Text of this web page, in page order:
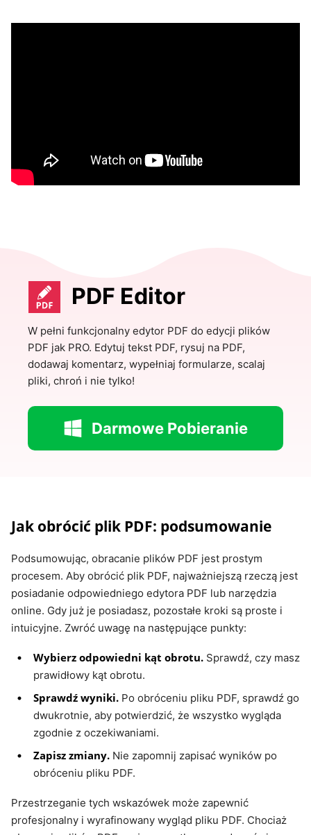
PDF Editor
W pełni funkcjonalny edytor PDF do edycji plików
PDF jak PRO. Edytuj tekst PDF, rysuj na PDF,
dodawaj komentarz, wypełniaj formularze, scalaj
pliki, chroń i nie tylko!
Darmowe Pobieranie
Jak obrócić plik PDF: podsumowanie
Podsumowując, obracanie plików PDF jest prostym
procesem. Aby obrócić plik PDF, najważniejszą rzeczą jest
posiadanie odpowiedniego edytora PDF lub narzędzia
online. Gdy już je posiadasz, pozostałe kroki są proste i
intuicyjne. Zwróć uwagę na następujące punkty:
Wybierz odpowiedni kąt obrotu. Sprawdź, czy masz
prawidłowy kąt obrotu.
Sprawdź wyniki. Po obróceniu pliku PDF, sprawdź go
dwukrotnie, aby potwierdzić, że wszystko wygląda
zgodnie z oczekiwaniami.
Zapisz zmiany. Nie zapomnij zapisać wyników po
obróceniu pliku PDF.
Przestrzeganie tych wskazówek może zapewnić
profesjonalny i wyrafinowany wygląd pliku PDF. Chociaż